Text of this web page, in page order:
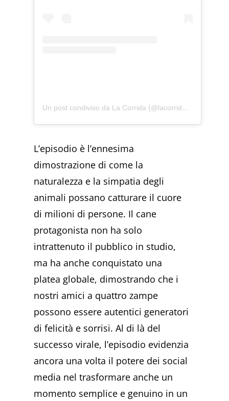
Un post condiviso da La Corrida (@lacorridatv)
L’episodio è l’ennesima
dimostrazione di come la
naturalezza e la simpatia degli
animali possano catturare il cuore
di milioni di persone. Il cane
protagonista non ha solo
intrattenuto il pubblico in studio,
ma ha anche conquistato una
platea globale, dimostrando che i
nostri amici a quattro zampe
possono essere autentici generatori
di felicità e sorrisi. Al di là del
successo virale, l’episodio evidenzia
ancora una volta il potere dei social
media nel trasformare anche un
momento semplice e genuino in un